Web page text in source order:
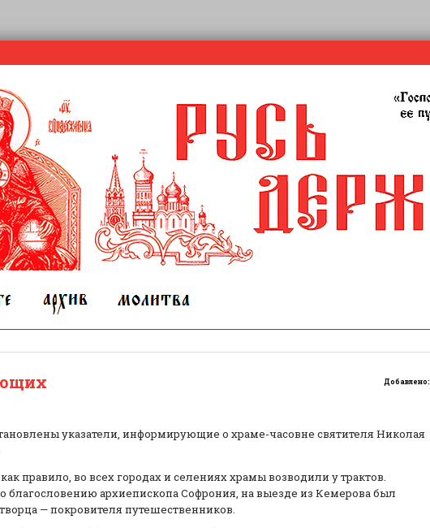
Добавлено:
указатели, информирующие о храме-часовне святителя Николая
правило, во всех городах и селениях храмы возводили у трактов.
благословению архиепископа Софрония, на выезде из Кемерова был
— покровителя путешественников.